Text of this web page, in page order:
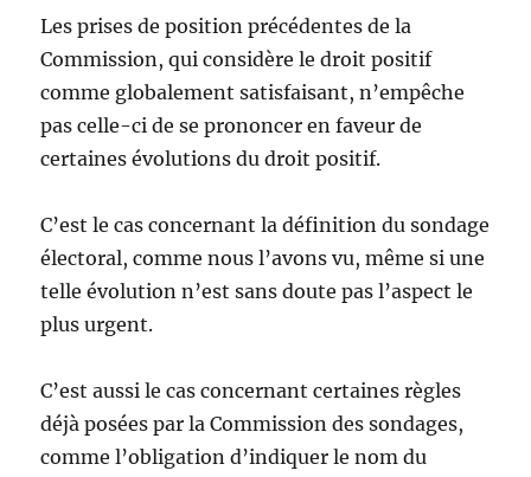
Les prises de position précédentes de la
Commission, qui considère le droit positif
comme globalement satisfaisant, n’empêche
pas celle-ci de se prononcer en faveur de
certaines évolutions du droit positif.
C’est le cas concernant la définition du sondage
électoral, comme nous l’avons vu, même si une
telle évolution n’est sans doute pas l’aspect le
plus urgent.
C’est aussi le cas concernant certaines règles
déjà posées par la Commission des sondages,
comme l’obligation d’indiquer le nom du